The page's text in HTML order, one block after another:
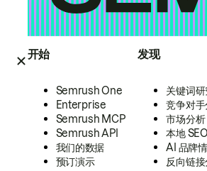
开始
Semrush One
Enterprise
Semrush MCP
Semrush API
我们的数据
预订演示
发现
关键词研
竞争对
市场分析
本地 SEO
AI 品牌
反向链